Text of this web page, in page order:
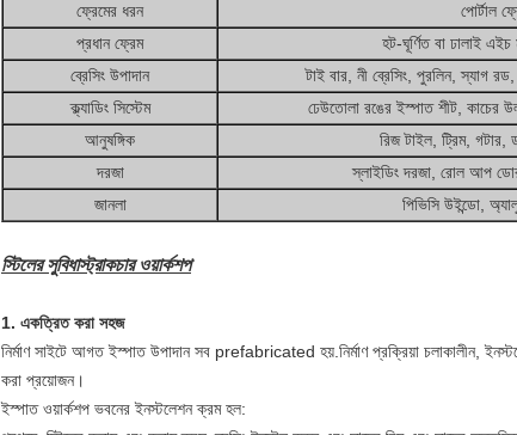
ফ্রেমের ধরন
পোর্টাল
প্রধান ফ্রেম
হট-ঘূর্ণিত বা ঢালাই
ব্রেসিং উপাদান
টাই বার, নী ব্রেসিং, পুরলিন, স্যাগ
ক্ল্যাডিং সিস্টেম
ঢেউতোলা রঙের ইস্পাত শীট, কাচের
আনুষঙ্গিক
রিজ টাইল, ট্রিম, গটার,
দরজা
স্লাইডিং দরজা, রোল আপ
জানলা
পিভিসি উইন্ডো,
স্টিলের সুবিধাস্ট্রাকচার ওয়ার্কশপ
1. একত্রিত করা সহজ
নির্মাণ সাইটে আগত ইস্পাত উপাদান সব prefabricated হয়.নির্মাণ প্রক্রিয়া চলাকালীন,
করা প্রয়োজন।
ইস্পাত ওয়ার্কশপ ভবনের ইনস্টলেশন ক্রম হল: